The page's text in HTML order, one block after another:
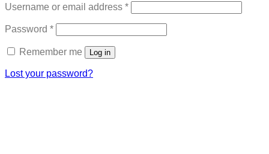
Username or email address *Required
Password *Required
Remember me Log in
Lost your password?